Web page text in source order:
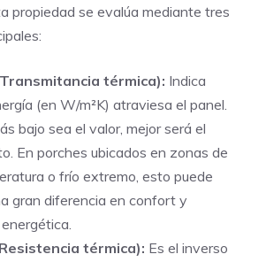
propiedad se evalúa mediante tres
térmica): Indica
(en W/m²K) atraviesa el panel.
bajo sea el valor, mejor será el
En porches ubicados en zonas de
o frío extremo, esto puede
gran diferencia en confort y
térmica): Es el inverso